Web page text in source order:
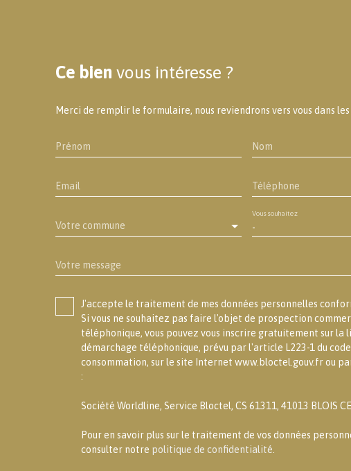
Ce bien vous intéresse ?
Merci de remplir le formulaire, nous reviendrons vers vous dans
Prénom Nom
Email Téléphone
Votre commune -
Vous souhaitez
Votre message
J'accepte le traitement de mes données personnelles
Si vous ne souhaitez pas faire l'objet de prospection
téléphonique, vous pouvez vous inscrire gratuitement sur la
démarchage téléphonique, prévu par l'article L223-1 du
consommation, sur le site Internet www.bloctel.gouv.fr ou
:
Société Worldline, Service Bloctel, CS 61311, 41013 BLOIS
Pour en savoir plus sur le traitement de vos données
consulter notre politique de confidentialité.